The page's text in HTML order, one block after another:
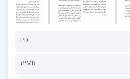
PDF
12MB